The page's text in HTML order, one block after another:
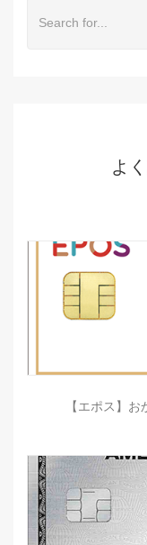
よ
【エポス】